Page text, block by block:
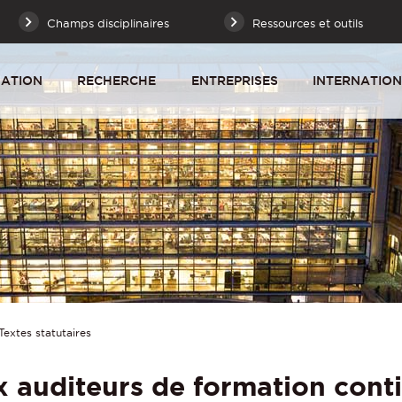
Champs disciplinaires Ressources et outils
RECHERCHE ENTREPRISES
statutaires
auditeurs de formation